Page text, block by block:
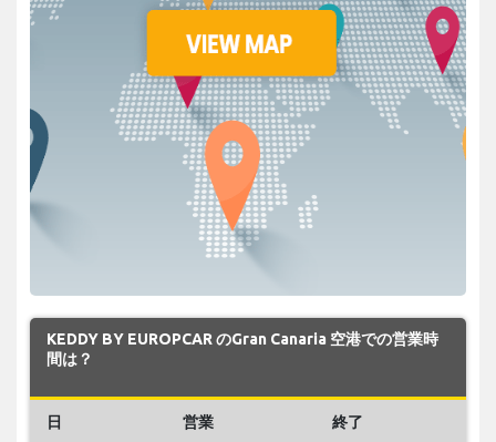
KEDDY BY EUROPCAR のGran Canaria 空港での営業時
間は？
日 営業 終了